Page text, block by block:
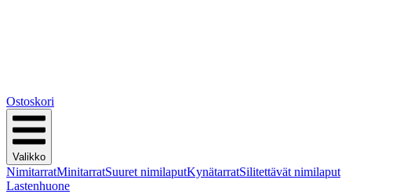
Ostoskori
Valikko
NimitarratMinitarratSuuret nimilaputKynätarratSilitettävät nimilaput
Lastenhuone